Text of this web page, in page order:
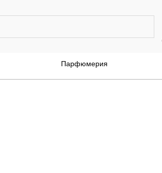
Парфюмерия